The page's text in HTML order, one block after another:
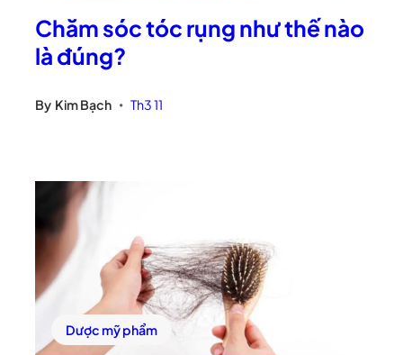
Chăm sóc tóc rụng như thế nào
là đúng?
By Kim Bạch • Th3 11
Dược mỹ phẩm